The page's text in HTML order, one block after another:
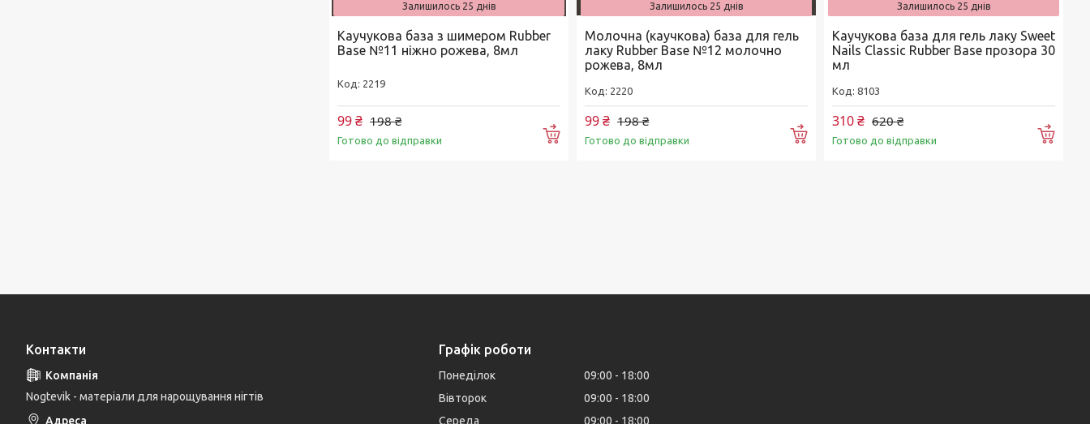
Залишилось 25 днів
Каучукова база з шимером Rubber
Base №11 ніжно рожева, 8мл
2219
198 ₴
99 ₴
Готово до відправки Купити
Залишилось 25 днів
Молочна (каучкова) база для гель
лаку Rubber Base №12 молочно
рожева, 8мл
2220
198 ₴
99 ₴
Готово до відправки Купити
Залишилось 25 днів
Каучукова база для гель лаку Sweet
Nails Classic Rubber Base прозора 30
мл
8103
620 ₴
310 ₴
Готово до відправки
Контакти
Nogtevik - матеріали для нарощування нігтів
Графік роботи
Понеділок 09:00
18:00
Вівторок
09:00
18:00
Середа
09:00 18:00